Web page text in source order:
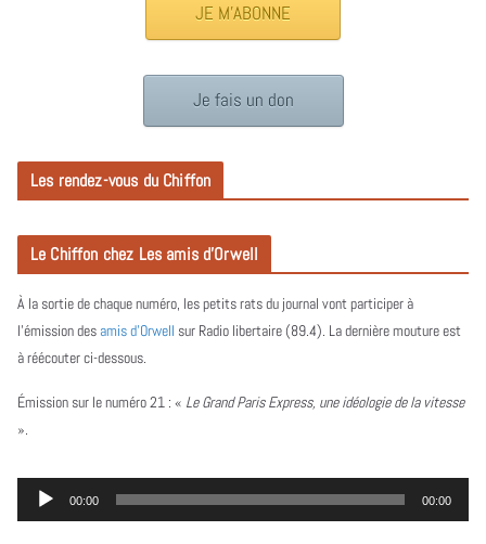
JE M'ABONNE
Je fais un don
Les rendez-vous du Chiffon
Le Chiffon chez Les amis d’Orwell
À la sortie de chaque numéro, les petits rats du journal vont participer à
l’émission des amis d’Orwell sur Radio libertaire (89.4). La dernière mouture est
à réécouter ci-dessous.
Émission sur le numéro 21 : « Le Grand Paris Express, une idéologie de la vitesse
».
e
00:00 00:00